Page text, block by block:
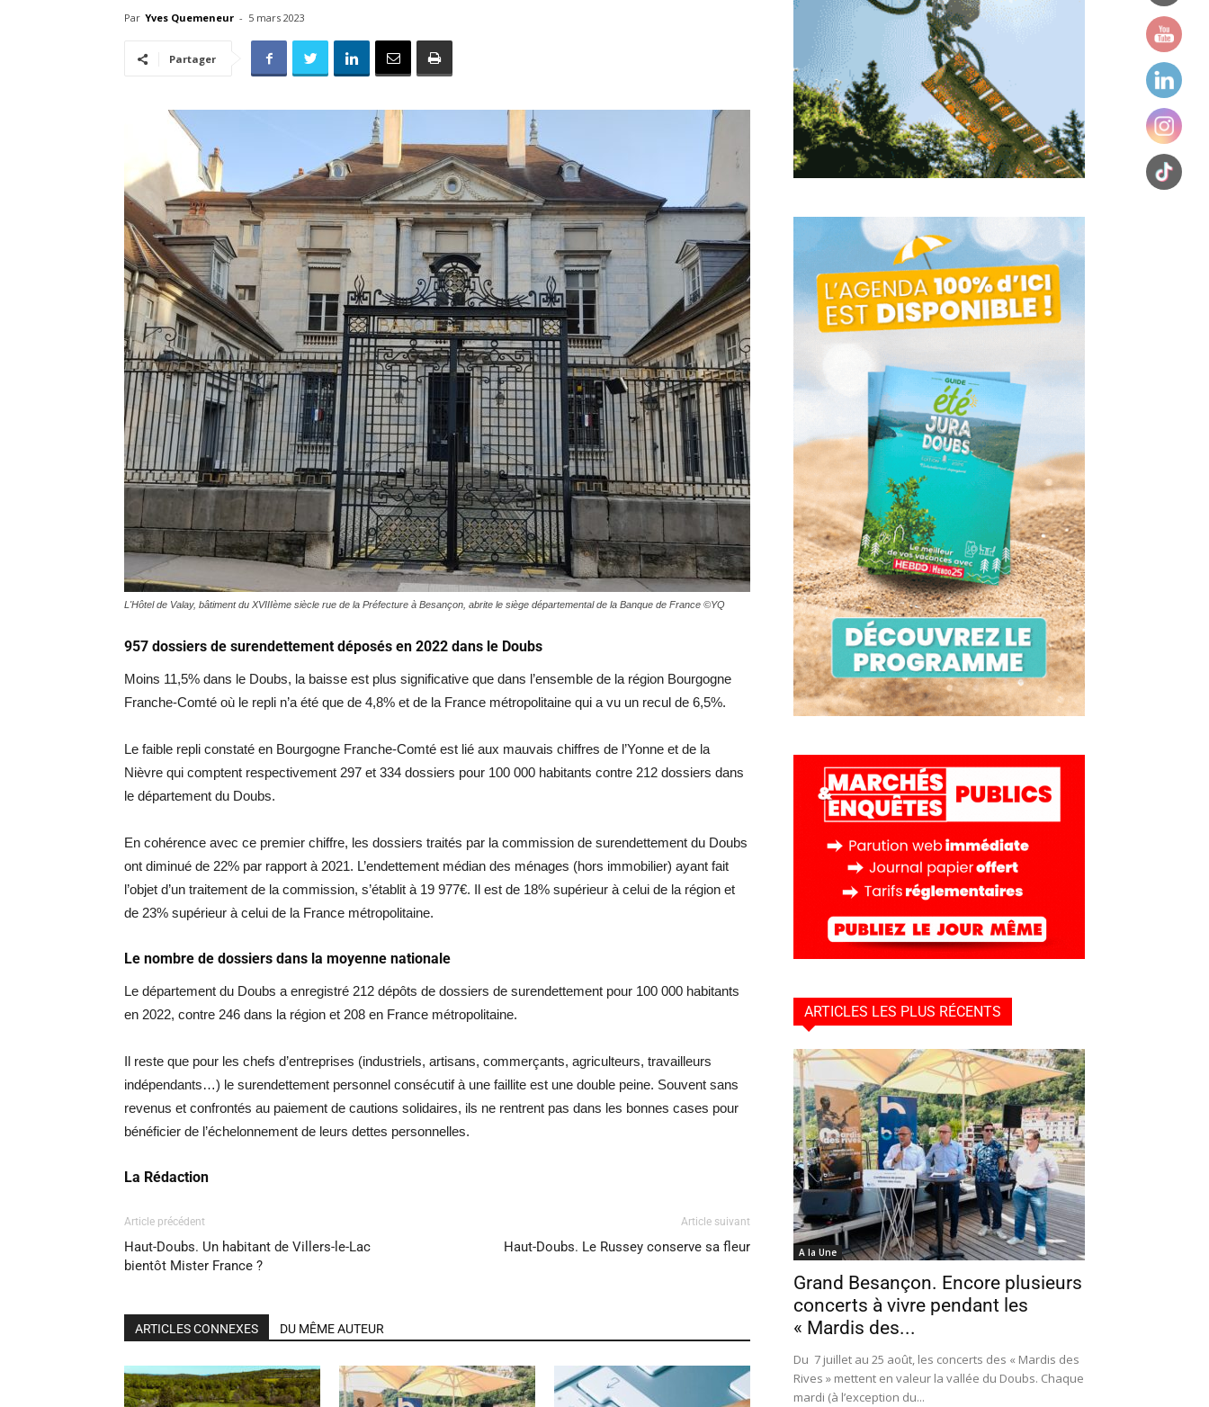
locale
–
Hebdo25
Par Yves Quemeneur - 5 mars 2023
Partager
L'Hôtel de Valay, bâtiment du XVIIIème siècle rue de la Préfecture à Besançon, abrite le siège départemental de la Banque de France ©YQ
957 dossiers de surendettement déposés en 2022 dans le Doubs
Moins 11,5% dans le Doubs, la baisse est plus significative que dans l’ensemble de la région Bourgogne
Franche-Comté où le repli n’a été que de 4,8% et de la France métropolitaine qui a vu un recul de 6,5%.
Le faible repli constaté en Bourgogne Franche-Comté est lié aux mauvais chiffres de l’Yonne et de la
Nièvre qui comptent respectivement 297 et 334 dossiers pour 100 000 habitants contre 212 dossiers dans
le département du Doubs.
En cohérence avec ce premier chiffre, les dossiers traités par la commission de surendettement du Doubs
ont diminué de 22% par rapport à 2021. L’endettement médian des ménages (hors immobilier) ayant fait
l’objet d’un traitement de la commission, s’établit à 19 977€. Il est de 18% supérieur à celui de la région et
de 23% supérieur à celui de la France métropolitaine.
Le nombre de dossiers dans la moyenne nationale
Le département du Doubs a enregistré 212 dépôts de dossiers de surendettement pour 100 000 habitants
en 2022, contre 246 dans la région et 208 en France métropolitaine.
Il reste que pour les chefs d’entreprises (industriels, artisans, commerçants, agriculteurs, travailleurs
indépendants…) le surendettement personnel consécutif à une faillite est une double peine. Souvent sans
revenus et confrontés au paiement de cautions solidaires, ils ne rentrent pas dans les bonnes cases pour
bénéficier de l’échelonnement de leurs dettes personnelles.
La Rédaction
Article précédent
Haut-Doubs. Un habitant de Villers-le-Lac
bientôt Mister France ?
Article suivant
Haut-Doubs. Le Russey conserve sa fleur
ARTICLES CONNEXES DU MÊME AUTEUR
ARTICLES LES PLUS RÉCENTS
A la Une
Grand Besançon. Encore plusieurs
concerts à vivre pendant les
« Mardis des...
Du 7 juillet au 25 août, les concerts des « Mardis des
Rives » mettent en valeur la vallée du Doubs. Chaque
mardi (à l’exception du...